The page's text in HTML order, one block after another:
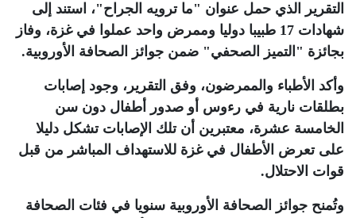
التقرير الذي حمل عنوان "ما ترويه الجراح"، استند إلى
شهادات 17 طبيبا دوليا وممرض واحد عملوا في غزة، وفاز
بجائزة "التميز الصحفي" ضمن جوائز الصحافة الأوروبية.
وأكد الأطباء والممرضون، وفق التقرير، وجود إصابات
بطلقات نارية في رءوس أو صدور أطفال دون سن
الخامسة عشرة، معتبرين أن تلك الإصابات تشكل دليلا
على تعرض الأطفال في غزة للاستهداف المباشر من قبل
قوات الاحتلال.
وتُمنح جوائز الصحافة الأوروبية سنويا في فئات الصحافة